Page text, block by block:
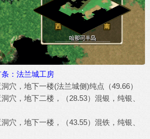
：法兰城工房
穴，地下一楼(法兰城侧)纯点（49.66）
穴，地下二楼，（28.53）混银，纯银、
穴，地下一楼，（43.55）混铁，纯银、